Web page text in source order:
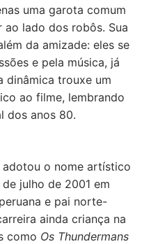
uma garota comum
lado dos robôs. Sua
da amizade: eles se
e pela música, já
dinâmica trouxe um
ao filme, lembrando
dos anos 80.
adotou o nome artístico
julho de 2001 em
e pai norte-
ainda criança na
como Os Thundermans